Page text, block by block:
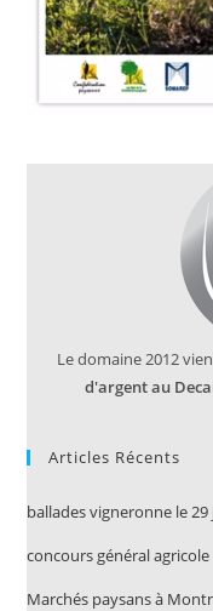
Le domaine 2012
d'argent au
Articles Récents
ballades vigneronne le
concours général agricole
Marchés paysans à